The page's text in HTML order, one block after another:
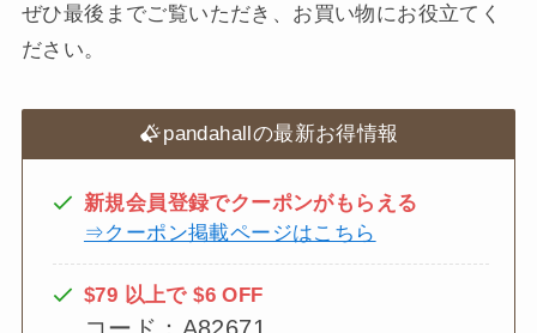
ぜひ最後までご覧いただき、お買い物にお役立てく
ださい。
pandahallの最新お得情報
新規会員登録でクーポンがもらえる
⇒クーポン掲載ページはこちら
$79 以上で $6 OFF